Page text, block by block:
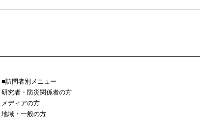
訪問者別メニュー
研究者・防災関係者の方
メディアの方
地域・一般の方